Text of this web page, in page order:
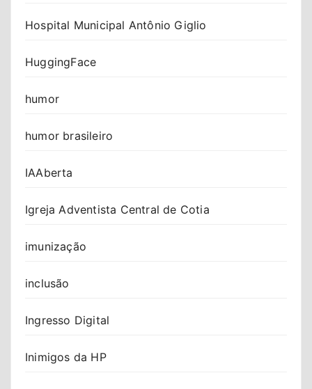
Hospital Municipal Antônio Giglio
HuggingFace
humor
humor brasileiro
IAAberta
Igreja Adventista Central de Cotia
imunização
inclusão
Ingresso Digital
Inimigos da HP